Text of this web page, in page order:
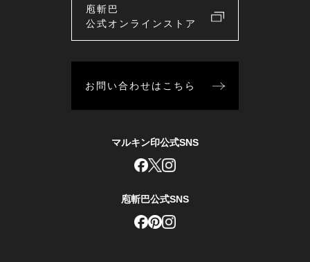
庖斬巴
公式オンラインストア
お問い合わせはこちら
マルキン印公式SNS
庖斬巴公式SNS